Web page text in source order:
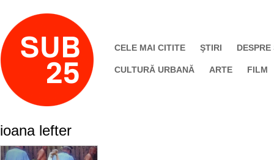
CELE MAI CITITE ŞTIRI DESPRE
CULTURĂ URBANĂ ARTE FILM
ioana lefter